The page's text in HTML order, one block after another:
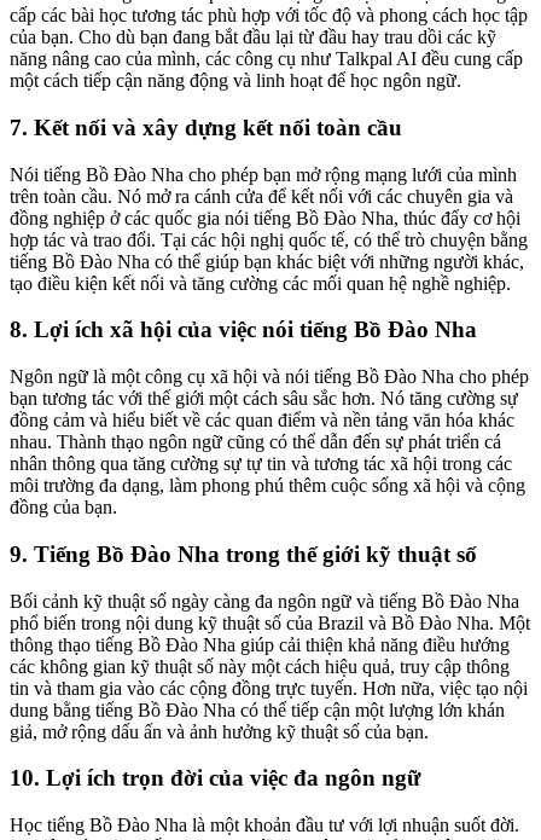
cấp các bài học tương tác phù hợp với tốc độ và phong cách học tập
của bạn. Cho dù bạn đang bắt đầu lại từ đầu hay trau dồi các kỹ
năng nâng cao của mình, các công cụ như Talkpal AI đều cung cấp
một cách tiếp cận năng động và linh hoạt để học ngôn ngữ.
7. Kết nối và xây dựng kết nối toàn cầu
Nói tiếng Bồ Đào Nha cho phép bạn mở rộng mạng lưới của mình
trên toàn cầu. Nó mở ra cánh cửa để kết nối với các chuyên gia và
đồng nghiệp ở các quốc gia nói tiếng Bồ Đào Nha, thúc đẩy cơ hội
hợp tác và trao đổi. Tại các hội nghị quốc tế, có thể trò chuyện bằng
tiếng Bồ Đào Nha có thể giúp bạn khác biệt với những người khác,
tạo điều kiện kết nối và tăng cường các mối quan hệ nghề nghiệp.
8. Lợi ích xã hội của việc nói tiếng Bồ Đào Nha
Ngôn ngữ là một công cụ xã hội và nói tiếng Bồ Đào Nha cho phép
bạn tương tác với thế giới một cách sâu sắc hơn. Nó tăng cường sự
đồng cảm và hiểu biết về các quan điểm và nền tảng văn hóa khác
nhau. Thành thạo ngôn ngữ cũng có thể dẫn đến sự phát triển cá
nhân thông qua tăng cường sự tự tin và tương tác xã hội trong các
môi trường đa dạng, làm phong phú thêm cuộc sống xã hội và cộng
đồng của bạn.
9. Tiếng Bồ Đào Nha trong thế giới kỹ thuật số
Bối cảnh kỹ thuật số ngày càng đa ngôn ngữ và tiếng Bồ Đào Nha
phổ biến trong nội dung kỹ thuật số của Brazil và Bồ Đào Nha. Một
thông thạo tiếng Bồ Đào Nha giúp cải thiện khả năng điều hướng
các không gian kỹ thuật số này một cách hiệu quả, truy cập thông
tin và tham gia vào các cộng đồng trực tuyến. Hơn nữa, việc tạo nội
dung bằng tiếng Bồ Đào Nha có thể tiếp cận một lượng lớn khán
giả, mở rộng dấu ấn và ảnh hưởng kỹ thuật số của bạn.
10. Lợi ích trọn đời của việc đa ngôn ngữ
Học tiếng Bồ Đào Nha là một khoản đầu tư với lợi nhuận suốt đời.